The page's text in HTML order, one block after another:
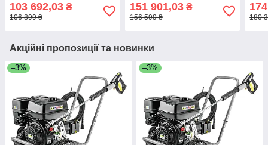
103 692,03 ₴
106 899 ₴
151 901,03₴
156 599 ₴ 180
Акційні пропозиції та новинки
–3% –3%